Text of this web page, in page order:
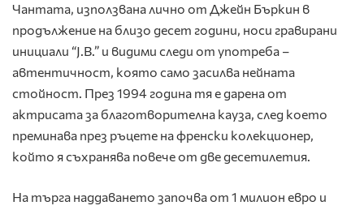
Чантата, използвана лично от Джейн Бъркин в
продължение на близо десет години, носи гравирани
инициали “J.B.” и видими следи от употреба –
автентичност, която само засилва нейната
стойност. През 1994 година тя е дарена от
актрисата за благотворителна кауза, след което
преминава през ръцете на френски колекционер,
който я съхранява повече от две десетилетия.
На търга наддаването започва от 1 милион евро и